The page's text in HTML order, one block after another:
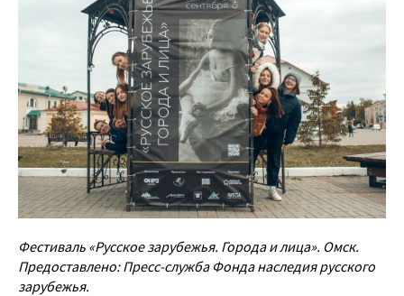
Фестиваль «Русское зарубежья. Города и лица». Омск.
Предоставлено: Пресс-служба Фонда наследия русского
зарубежья.